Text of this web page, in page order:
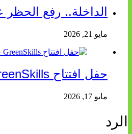
الداخلة.. رفع
مايو 21, 2026
حفل افتتاح GreenSkills – معهد IFMEREE طنجة
مايو 17, 2026
الرد